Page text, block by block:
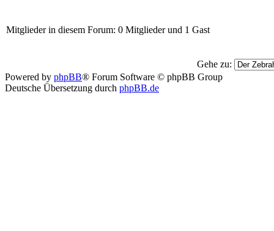
Mitglieder in diesem Forum: 0 Mitglieder und 1 Gast
Gehe zu:
Powered by phpBB® Forum Software © phpBB Group
Deutsche Übersetzung durch phpBB.de